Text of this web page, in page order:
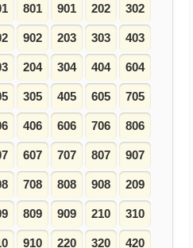
801 901 202 302
902 203 303 403
204 304 404 604
305 405 605 705
406 606 706 806
607 707 807 907
708 808 908 209
809 909 210 310
910 220 320 420